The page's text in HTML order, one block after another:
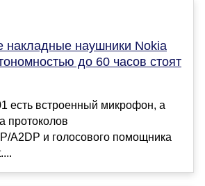
накладные наушники Nokia
до 60 часов стоят
есть встроенный микрофон, а
протоколов
A2DP и голосового помощника